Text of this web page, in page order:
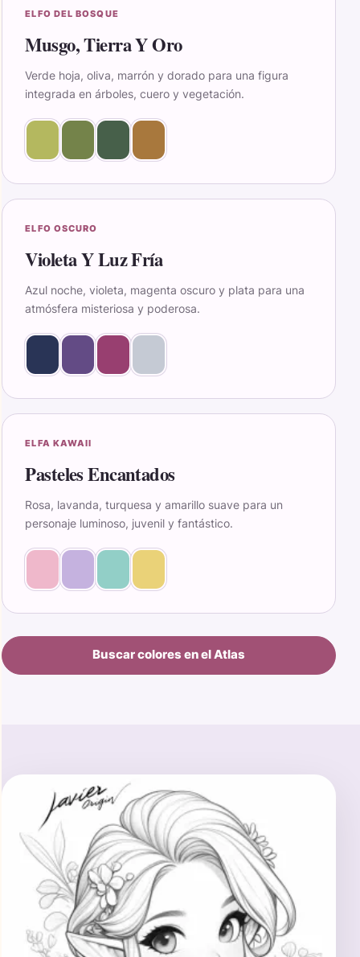
ELFO DEL BOSQUE
Musgo, Tierra Y Oro
Verde hoja, oliva, marrón y dorado para una figura
integrada en árboles, cuero y vegetación.
ELFO OSCURO
Violeta Y Luz Fría
Azul noche, violeta, magenta oscuro y plata para una
atmósfera misteriosa y poderosa.
ELFA KAWAII
Pasteles Encantados
Rosa, lavanda, turquesa y amarillo suave para un
personaje luminoso, juvenil y fantástico.
Buscar colores en el Atlas